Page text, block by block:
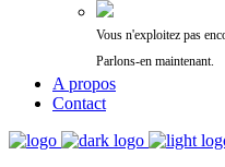
Vous n'exploitez pas
Parlons-en maintenant.
A propos
Contact